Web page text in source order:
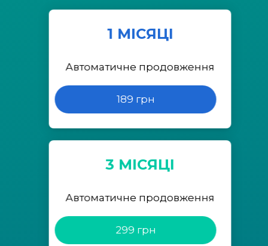
1 МІСЯЦІ
Автоматичне продовження
189 грн
3 МІСЯЦІ
Автоматичне продовження
299 грн